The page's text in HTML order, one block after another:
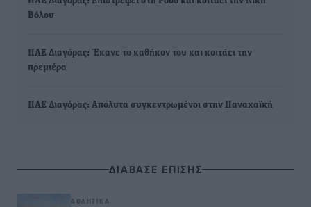
Βόλου
ΠΑΕ Διαγόρας: Έκανε το καθήκον του και κοιτάει την
πρεμιέρα
ΠΑΕ Διαγόρας: Απόλυτα συγκεντρωμένοι στην Παναχαϊκή
ΔΙΑΒΑΣΕ ΕΠΙΣΗΣ
ΑΘΛΗΤΙΚΆ